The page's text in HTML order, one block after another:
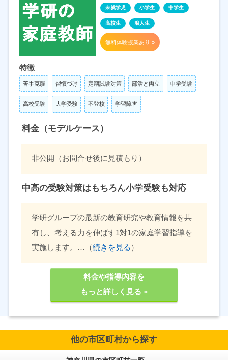
未就学児 小学生 中学生
高校生 浪人生
無料体験授業あり »
特徴
苦手克服 習慣づけ 定期試験対策 部活と両立 中学受験
高校受験 大学受験 不登校 学習障害
料金（モデルケース）
非公開（お問合せ後に見積もり）
中高の受験対策はもちろん小学受験も対応
学研グループの最新の教育研究や教育情報を共
有し、考える力を伸ばす1対1の家庭学習指導を
実施します。…（続きを見る ）
料金や指導内容を
もっと詳しく見る »
他の市区町村から探す